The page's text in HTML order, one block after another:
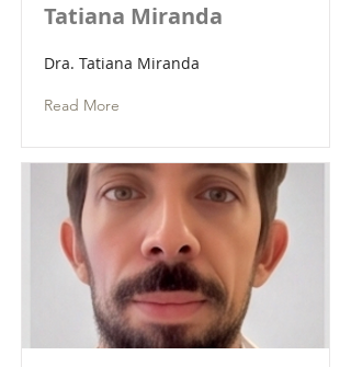
Tatiana Miranda
Dra. Tatiana Miranda
Read More